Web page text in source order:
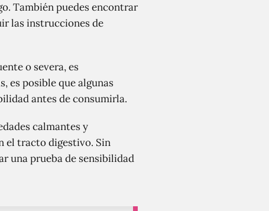
También puedes encontrar
las instrucciones de
o severa, es
es posible que algunas
antes de consumirla.
calmantes y
el tracto digestivo. Sin
una prueba de sensibilidad